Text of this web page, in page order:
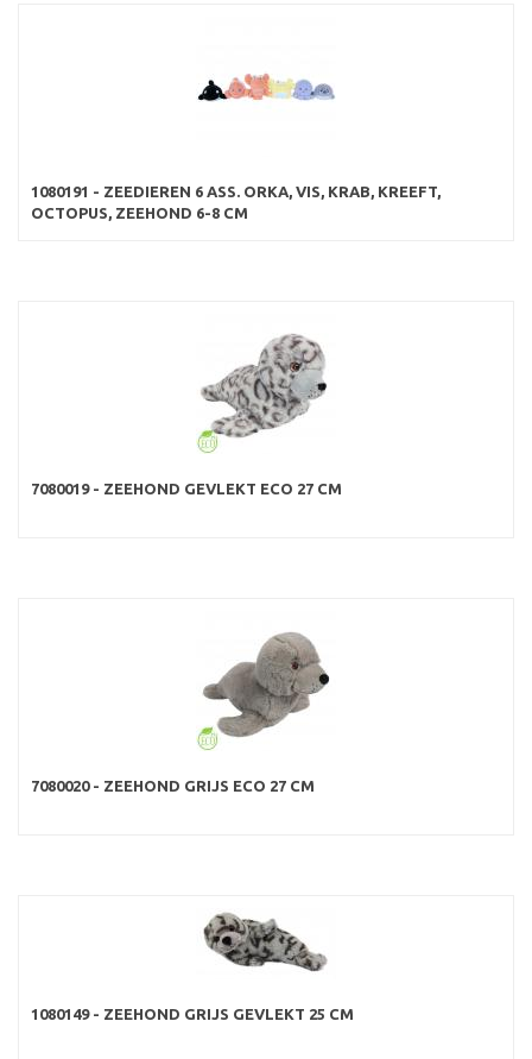
1080191 - ZEEDIEREN 6 ASS. ORKA, VIS, KRAB, KREEFT,
OCTOPUS, ZEEHOND 6-8 CM
7080019 - ZEEHOND GEVLEKT ECO 27 CM
7080020 - ZEEHOND GRIJS ECO 27 CM
1080149 - ZEEHOND GRIJS GEVLEKT 25 CM